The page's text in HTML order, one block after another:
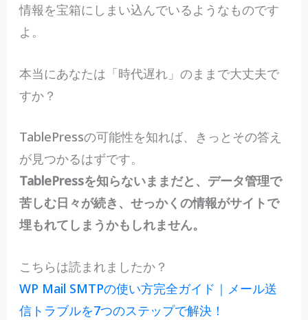
情報を宝箱にしまい込んでいるようなものです
よ。
本当にあなたは「時代遅れ」のままで大丈夫で
すか？
TablePressの可能性を知れば、きっとその答え
が見つかるはずです。
TablePressを知らないままだと、データ管理で
苦しむ日々が続き、せっかくの情報がサイトで
埋もれてしまうかもしれません。
こちらは読まれましたか？
WP Mail SMTPの使い方完全ガイド｜メール送
信トラブルを7つのステップで解決！